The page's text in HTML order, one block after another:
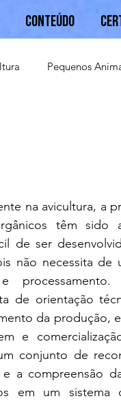
Conteúdo
Pequenos
na avicultura, a
têm sido
de ser
não necessita de
processamento.
de orientação
da produção,
e
conjunto de
a compreensão
em um sistema